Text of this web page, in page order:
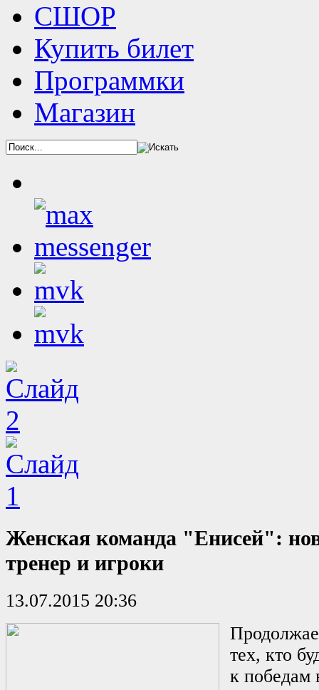
СШОР
Купить билет
Программки
Магазин
Женская команда "Енисей":
тренер и игроки
13.07.2015 20:36
тех, кто
к победам